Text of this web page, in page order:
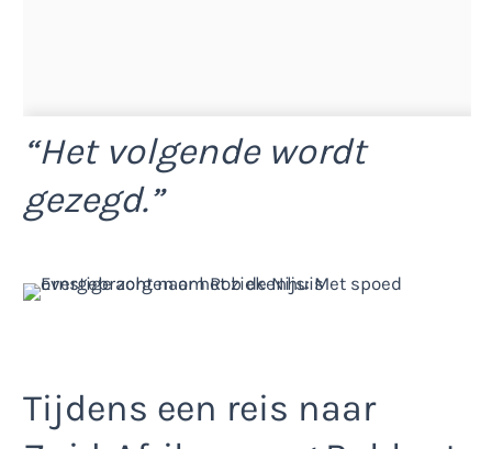
“Het volgende wordt
gezegd.”
Tijdens een reis naar